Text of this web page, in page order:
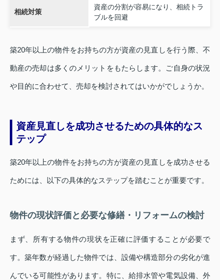
相続対策
資産の分割が容易になり、相続トラ
ブルを回避
築20年以上の物件をお持ちの方が資産の見直しを行う際、不
動産の売却は多くのメリットをもたらします。ご自身の状況
や目的に合わせて、売却を検討されてはいかがでしょうか。
資産見直しを成功させるための具体的なス
テップ
築20年以上の物件をお持ちの方が資産の見直しを成功させる
ためには、以下の具体的なステップを踏むことが重要です。
物件の現状評価と必要な修繕・リフォームの検討
まず、所有する物件の現状を正確に評価することが必要で
す。築年数が経過した物件では、設備や構造部分の劣化が進
んでいる可能性があります。特に、給排水管や電気設備、外